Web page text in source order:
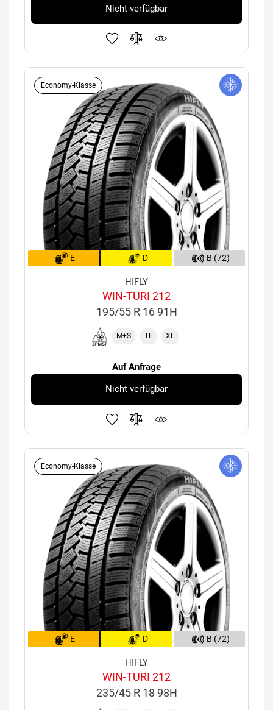
Nicht verfügbar
Economy-Klasse
E D B (72)
HIFLY
WIN-TURI 212
195/55 R 16 91H
M+S TL XL
Auf Anfrage
Nicht verfügbar
Economy-Klasse
E D B (72)
HIFLY
WIN-TURI 212
235/45 R 18 98H